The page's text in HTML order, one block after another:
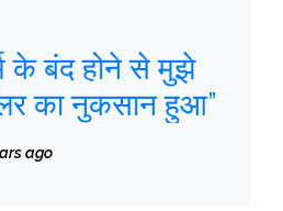
के बंद होने से मुझे
का नुकसान हुआ”
ago